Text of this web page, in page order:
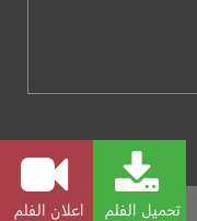
تحميل الفلم اعلان الفلم